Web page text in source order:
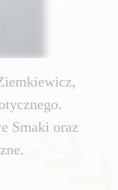
Smaki oraz